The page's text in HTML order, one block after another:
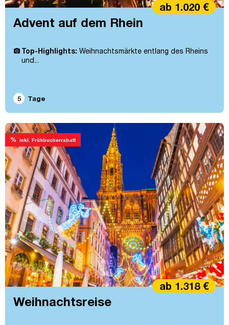
Advent auf dem Rhein
Top-Highlights: Weihnachtsmärkte entlang des Rheins
und...
ab 1.020 €
5 Tage
% inkl. Frühbucherrabatt
Weihnachtsreise
ab 1.318 €